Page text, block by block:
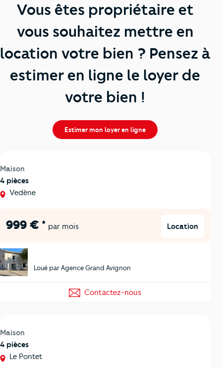
Vous êtes propriétaire et
vous souhaitez mettre en
location votre bien ? Pensez à
estimer en ligne le loyer de
votre bien !
Estimer mon loyer en ligne
Maison
4 pièces
Vedène
999 € * par mois Location
Loué par Agence Grand Avignon
Contactez-nous
Maison
4 pièces
Le Pontet